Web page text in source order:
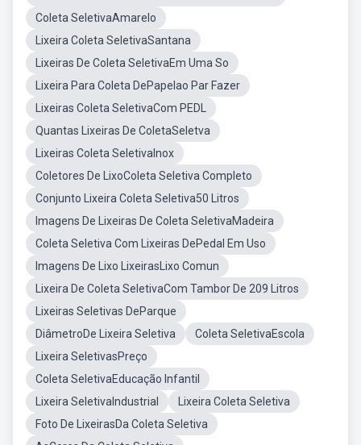
Coleta SeletivaAmarelo
Lixeira Coleta SeletivaSantana
Lixeiras De Coleta SeletivaEm Uma So
Lixeira Para Coleta DePapelao Par Fazer
Lixeiras Coleta SeletivaCom PEDL
Quantas Lixeiras De ColetaSeletva
Lixeiras Coleta SeletivaInox
Coletores De LixoColeta Seletiva Completo
Conjunto Lixeira Coleta Seletiva50 Litros
Imagens De Lixeiras De Coleta SeletivaMadeira
Coleta Seletiva Com Lixeiras DePedal Em Uso
Imagens De Lixo LixeirasLixo Comun
Lixeira De Coleta SeletivaCom Tambor De 209 Litros
Lixeiras Seletivas DeParque
DiâmetroDe Lixeira Seletiva
Coleta SeletivaEscola
Lixeira SeletivasPreço
Coleta SeletivaEducação Infantil
Lixeira SeletivaIndustrial
Lixeira Coleta Seletiva
Foto De LixeirasDa Coleta Seletiva